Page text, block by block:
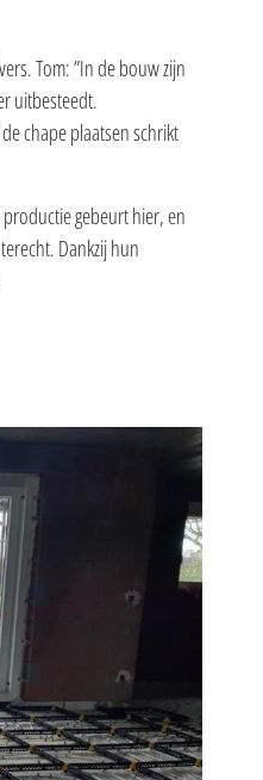
Tom: ”In de bouw zijn
uitbesteedt.
chape plaatsen schrikt
gebeurt hier, en
Dankzij hun